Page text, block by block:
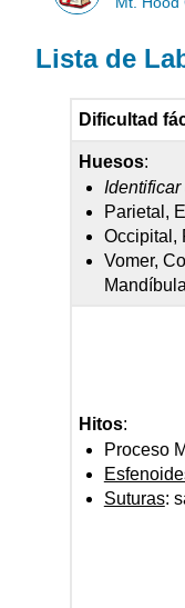
Lista de
Dificultad
Huesos:
Identificar
Parietal,
Occipital,
Vomer,
Hitos:
Proceso
Suturas: